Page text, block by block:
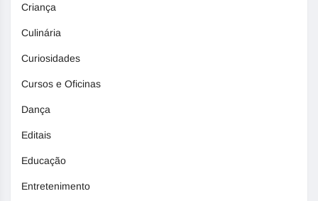
Criança
Culinária
Curiosidades
Cursos e Oficinas
Dança
Editais
Educação
Entretenimento